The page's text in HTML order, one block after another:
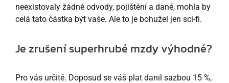
neexistovaly žádné odvody, pojištění a daně, mohla by
celá tato částka být vaše. Ale to je bohužel jen sci-fi.
Je zrušení superhrubé mzdy výhodné?
Pro vás určitě. Doposud se váš plat danil sazbou 15 %,